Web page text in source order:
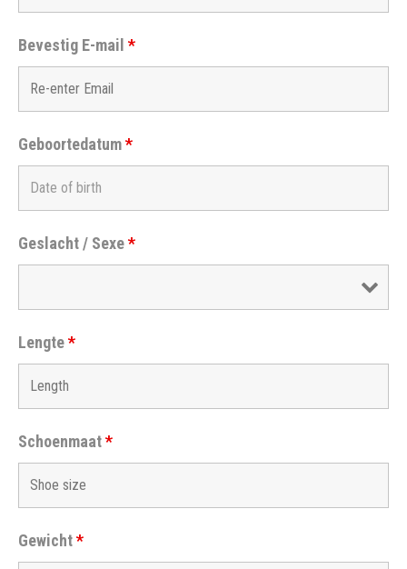
Bevestig E-mail *
Geboortedatum*
Geslacht / Sexe*
Lengte*
Schoenmaat*
Gewicht*